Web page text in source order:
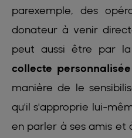
parexemple, des
donateur à venir
peut aussi être par
collecte personnalisée
manière de le
qu'il s'approprie lui-
en parler à ses amis et